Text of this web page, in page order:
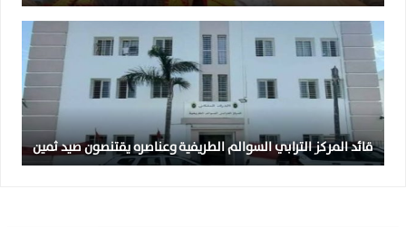
قائد المركز الترابي السوالم الطريفية وعناصره يقتنصون صيد ثمين